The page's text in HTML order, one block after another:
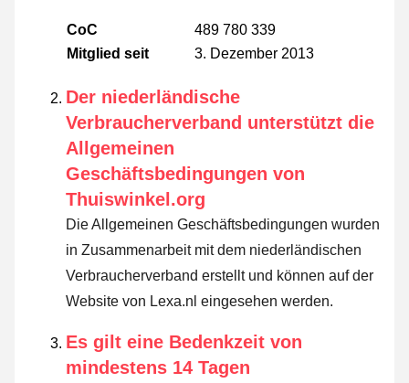
CoC
489 780 339
Mitglied seit
3. Dezember 2013
Der niederländische
Verbraucherverband unterstützt die
Allgemeinen
Geschäftsbedingungen von
Thuiswinkel.org
Die Allgemeinen Geschäftsbedingungen wurden
in Zusammenarbeit mit dem niederländischen
Verbraucherverband erstellt und können auf der
Website von Lexa.nl eingesehen werden.
Es gilt eine Bedenkzeit von
mindestens 14 Tagen